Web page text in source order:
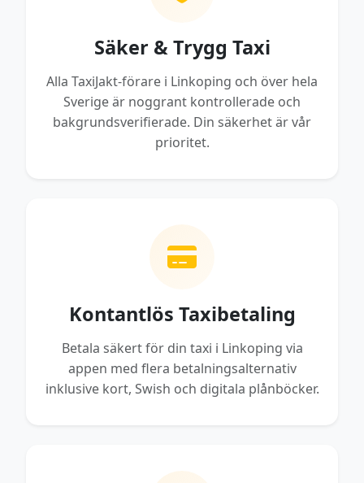
Säker & Trygg Taxi
Alla TaxiJakt-förare i Linkoping och över hela
Sverige är noggrant kontrollerade och
bakgrundsverifierade. Din säkerhet är vår
prioritet.
Kontantlös Taxibetaling
Betala säkert för din taxi i Linkoping via
appen med flera betalningsalternativ
inklusive kort, Swish och digitala plånböcker.